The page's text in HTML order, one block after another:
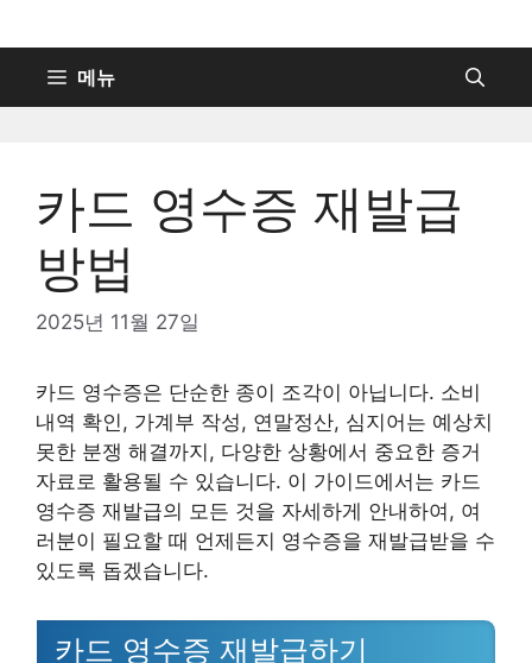
텐
로
메뉴
카드 영수증 재발급
방법
2025년 11월 27일
카드 영수증은 단순한 종이 조각이 아닙니다. 소비
내역 확인, 가계부 작성, 연말정산, 심지어는 예상치
못한 분쟁 해결까지, 다양한 상황에서 중요한 증거
자료로 활용될 수 있습니다. 이 가이드에서는 카드
영수증 재발급의 모든 것을 자세하게 안내하여, 여
러분이 필요할 때 언제든지 영수증을 재발급받을 수
있도록 돕겠습니다.
카드 영수증 재발급하기